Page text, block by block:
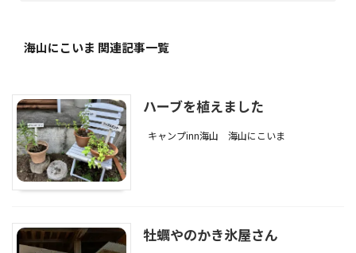
海山にこいま 関連記事一覧
ハーブを植えました
キャンプinn海山 海山にこいま
牡蠣やのかき氷屋さん